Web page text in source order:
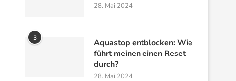
28. Mai 2024
3
Aquastop entblocken: Wie
führt meinen einen Reset
durch?
28. Mai 2024